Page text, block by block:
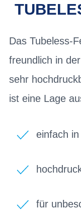
Das Tubeless-
freundlich in
sehr
ist eine Lage
einfach
für